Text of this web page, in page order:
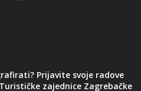
Prijavite svoje radove
zajednice Zagrebačke